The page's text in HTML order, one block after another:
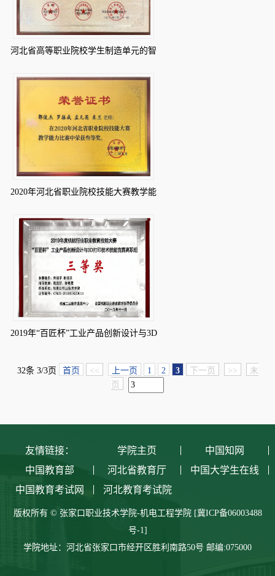
河北省高等职业院校学生制造单元的智
能化改造与集成技术大赛团体贰等奖
2020年河北省职业院校技能大赛教学能
力比赛中荣获叁等奖
2019年“百匠杯”工业产品创新设计与3D
32条 3/3页
首页 << 上一页 1 2 3 下一页 >>
末
页
友情链接： 学院主页
中国知网
中国教育部
河北省教育厅
中国大学生在线
中国教育考试网
河北教育考试院
版权所有 © 张家口职业技术学院-机电工程学院 [冀ICP备06003488
号-1]
学院地址：河北省张家口市经开区胜利南路50号 邮编:075000